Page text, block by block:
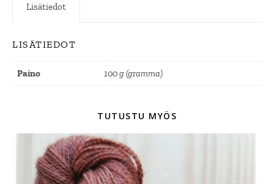
Lisätiedot
LISÄTIEDOT
Paino 100 g (gramma)
TUTUSTU MYÖS